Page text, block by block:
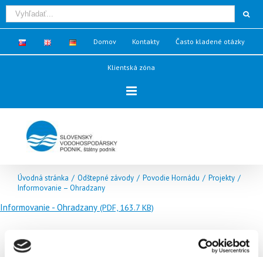
Domov Kontakty Často kladené otázky
Klientská zóna
Úvodná stránka / Odštepné závody / Povodie Hornádu / Projekty /
Informovanie – Ohradzany
Informovanie - Ohradzany (PDF, 163.7 KB)